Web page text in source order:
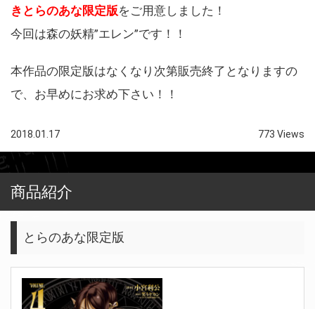
きとらのあな限定版をご用意しました！
今回は森の妖精”エレン”です！！
本作品の限定版はなくなり次第販売終了となりますの
で、お早めにお求め下さい！！
2018.01.17 773 Views
商品紹介
とらのあな限定版